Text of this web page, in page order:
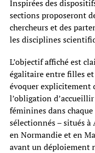
Inspirées des
sections proposeront
chercheurs et des
les disciplines
L’objectif affiché est
égalitaire entre filles et
évoquer explicitement
l’obligation
féminines dans
sélectionnés – situés
en Normandie et en
avant un déploiement